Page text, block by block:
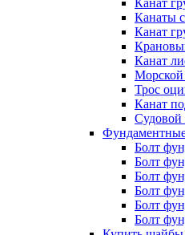
Канат
Канаты
Канат
Канат
Трос
Канат
Судовой
Болт
Болт
Болт
Болт
Болт
Болт